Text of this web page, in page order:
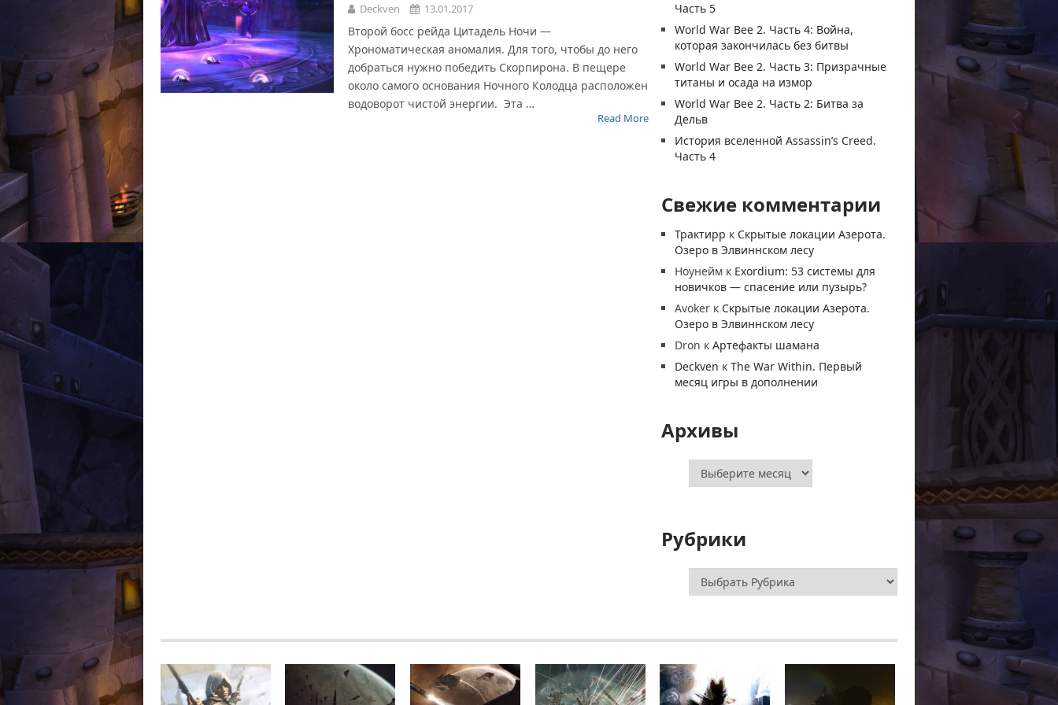
Deckven 13.01.2017
Второй босс рейда Цитадель Ночи —
Хрономатическая аномалия. Для того, чтобы до него
добраться нужно победить Скорпирона. В пещере
около самого основания Ночного Колодца расположен
водоворот чистой энергии. Эта …
Read More
Часть 5
World War Bee 2. Часть 4: Война,
которая закончилась без битвы
World War Bee 2. Часть 3: Призрачные
титаны и осада на измор
World War Bee 2. Часть 2: Битва за
Дельв
История вселенной Assassin’s Creed.
Часть 4
Свежие комментарии
Трактирр к Скрытые локации Азерота.
Озеро в Элвиннском лесу
Ноунейм к Exordium: 53 системы для
новичков — спасение или пузырь?
Avoker к Скрытые локации Азерота.
Озеро в Элвиннском лесу
Dron кАртефакты шамана
Deckven кThe War Within. Первый
месяц игры в дополнении
Архивы
Архивы
Рубрики
Рубрики